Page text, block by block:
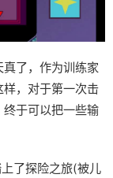
了，作为训练家
，对于第一次击
于可以把一些输
了探险之旅(被儿